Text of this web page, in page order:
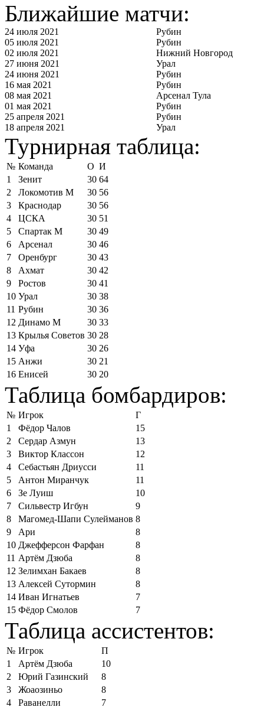
Ближайшие матчи:
24 июля 2021
Рубин
05 июля 2021
Рубин
02 июля 2021
Нижний Новгород
27 июня 2021
Урал
24 июня 2021
Рубин
16 мая 2021
Рубин
08 мая 2021
Арсенал Тула
01 мая 2021
Рубин
25 апреля 2021
Рубин
18 апреля 2021
Урал
Турнирная таблица:
№ Команда О И
1
Зенит 30 64
2
Локомотив М 30 56
3
Краснодар 30 56
4
ЦСКА 30 51
5
Спартак М 30 49
6
Арсенал 30 46
7
Оренбург 30 43
8
Ахмат 30 42
9
Ростов 30 41
10 Урал 30 38
11 Рубин 30 36
12 Динамо М 30 33
13 Крылья Советов 30 28
14 Уфа 30 26
15 Анжи 30 21
16 Енисей 30 20
Таблица бомбардиров:
№ Игрок
Г
1
Фёдор Чалов
15
2
Сердар Азмун
13
3
Виктор Классон
12
4
Себастьян Дриусси
11
5
Антон Миранчук
11
6
Зе Луиш
10
7
Сильвестр Игбун
9
8
Магомед-Шапи Сулейманов 8
9
Ари
8
10 Джефферсон Фарфан
8
11 Артём Дзюба
8
12 Зелимхан Бакаев
8
13 Алексей Сутормин
8
14 Иван Игнатьев
7
15 Фёдор Смолов 7
Таблица ассистентов:
№ Игрок
П
1
Артём Дзюба
10
2
Юрий Газинский
8
3
Жоаозиньо
8
4
Раванелли 7